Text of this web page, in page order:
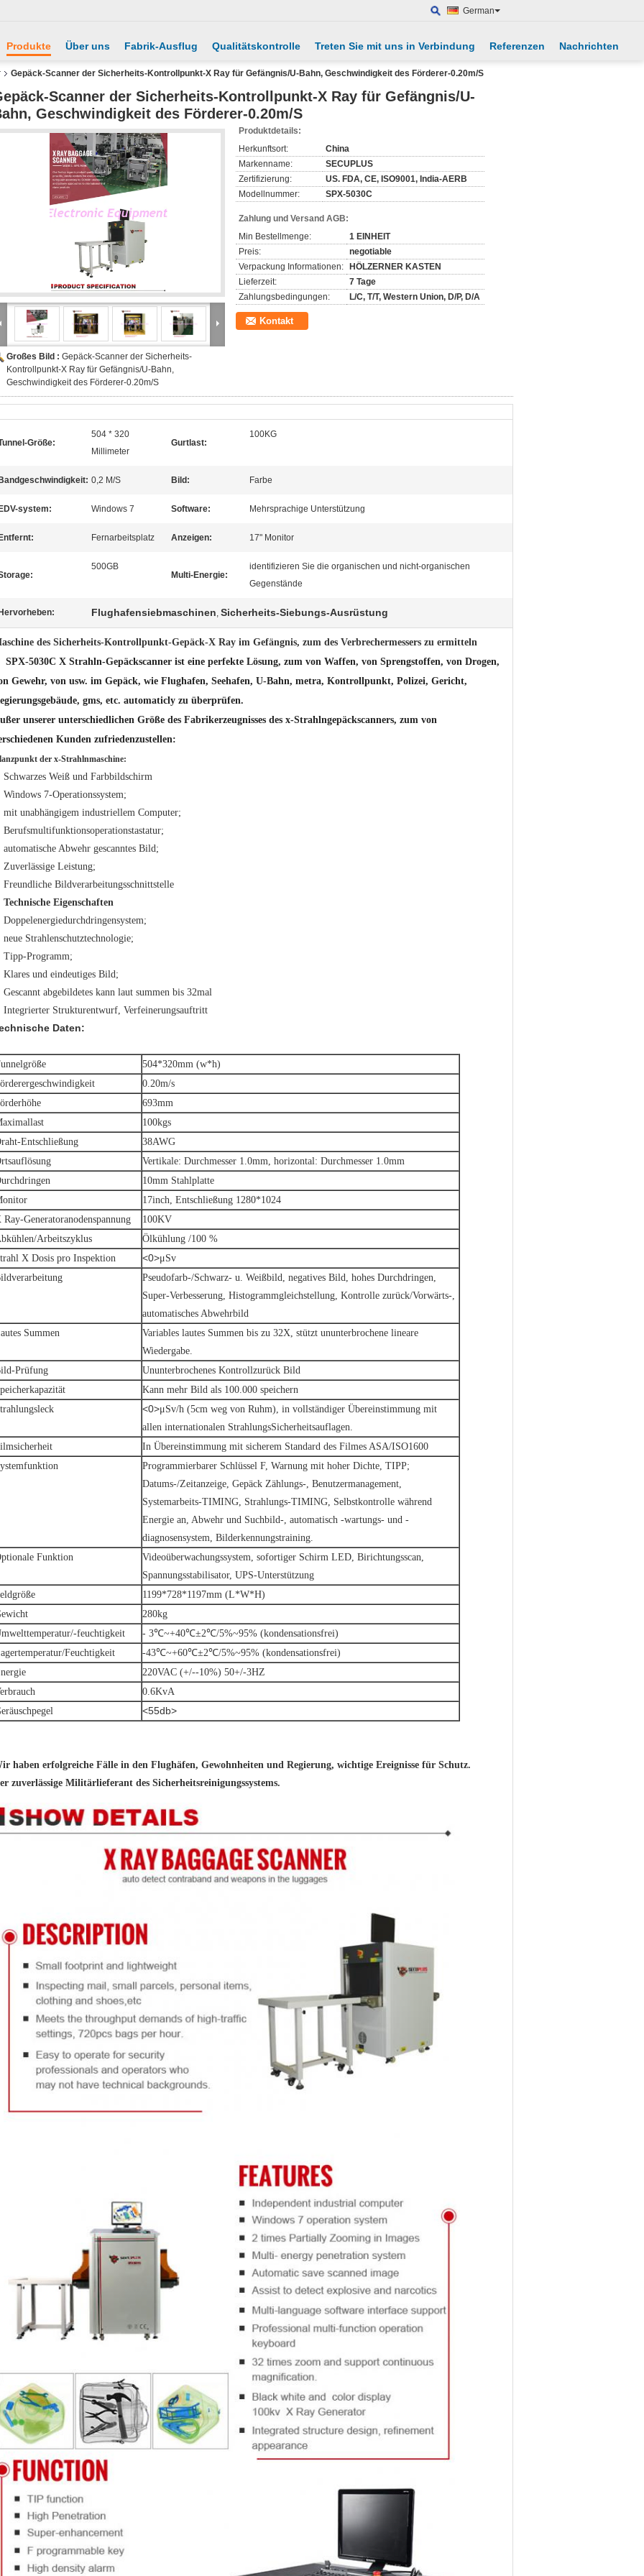
German
Produkte Über uns Fabrik-Ausflug Qualitätskontrolle Treten Sie mit uns in Verbindung Referenzen Nachrichten
Gepäck-Scanner der Sicherheits-Kontrollpunkt-X Ray für Gefängnis/U-Bahn, Geschwindigkeit des Förderer-0.20m/S
Scanner der Sicherheits-Kontrollpunkt-X Ray für Gefängnis/U-
Geschwindigkeit des Förderer-0.20m/S
Großes Bild : Gepäck-Scanner der Sicherheits-
Kontrollpunkt-X Ray für Gefängnis/U-Bahn,
Geschwindigkeit des Förderer-0.20m/S
Produktdetails:
Herkunftsort:
China
Markenname:
SECUPLUS
Zertifizierung:
US. FDA, CE, ISO9001, India-AERB
Modellnummer:
SPX-5030C
Zahlung und Versand AGB:
Min Bestellmenge:
1 EINHEIT
Preis:
negotiable
Verpackung Informationen:
HÖLZERNER KASTEN
Lieferzeit:
7 Tage
Zahlungsbedingungen:
L/C, T/T, Western Union, D/P, D/A
Kontakt
Größe:
504 * 320
Millimeter
Gurtlast:
100KG
Bandgeschwindigkeit: 0,2 M/S Bild: Farbe
EDV-system: Windows 7 Software: Mehrsprachige Unterstützung
Entfernt: Fernarbeitsplatz Anzeigen: 17" Monitor
500GB
Multi-Energie:
identifizieren Sie die organischen und nicht-organischen
Gegenstände
Hervorheben: Flughafensiebmaschinen, Sicherheits-Siebungs-Ausrüstung
des Sicherheits-Kontrollpunkt-Gepäck-X Ray im Gefängnis, zum des Verbrechermessers zu ermitteln
SPX-5030C X Strahln-Gepäckscanner ist eine perfekte Lösung, zum von Waffen, von Sprengstoffen, von Drogen,
Gewehr, von usw. im Gepäck, wie Flughafen, Seehafen, U-Bahn, metra, Kontrollpunkt, Polizei, Gericht,
gms, etc. automaticly zu überprüfen.
unserer unterschiedlichen Größe des Fabrikerzeugnisses des x-Strahlngepäckscanners, zum von
Kunden zufriedenzustellen:
der x-Strahlnmaschine:
Schwarzes Weiß und Farbbildschirm
Windows 7-Operationssystem;
mit unabhängigem industriellem Computer;
Berufsmultifunktionsoperationstastatur;
automatische Abwehr gescanntes Bild;
Zuverlässige Leistung;
Freundliche Bildverarbeitungsschnittstelle
Technische Eigenschaften
Doppelenergiedurchdringensystem;
neue Strahlenschutztechnologie;
Tipp-Programm;
Klares und eindeutiges Bild;
Gescannt abgebildetes kann laut summen bis 32mal
Integrierter Strukturentwurf, Verfeinerungsauftritt
Daten:
504*320mm (w*h)
0.20m/s
693mm
100kgs
Entschließung
38AWG
Vertikale: Durchmesser 1.0mm, horizontal: Durchmesser 1.0mm
10mm Stahlplatte
17inch, Entschließung 1280*1024
Ray-Generatoranodenspannung
100KV
Arbeitszyklus
Ölkühlung /100 %
X Dosis pro Inspektion
<0>μSv
Pseudofarb-/Schwarz- u. Weißbild, negatives Bild, hohes Durchdringen,
Super-Verbesserung, Histogrammgleichstellung, Kontrolle zurück/Vorwärts-,
automatisches Abwehrbild
Summen
Variables lautes Summen bis zu 32X, stützt ununterbrochene lineare
Wiedergabe.
Prüfung
Ununterbrochenes Kontrollzurück Bild
Kann mehr Bild als 100.000 speichern
<0>μSv/h (5cm weg von Ruhm), in vollständiger Übereinstimmung mit
allen internationalen StrahlungsSicherheitsauflagen.
In Übereinstimmung mit sicherem Standard des Filmes ASA/ISO1600
Programmierbarer Schlüssel F, Warnung mit hoher Dichte, TIPP;
Datums-/Zeitanzeige, Gepäck Zählungs-, Benutzermanagement,
Systemarbeits-TIMING, Strahlungs-TIMING, Selbstkontrolle während
Energie an, Abwehr und Suchbild-, automatisch -wartungs- und -
diagnosensystem, Bilderkennungstraining.
Funktion
Videoüberwachungssystem, sofortiger Schirm LED, Birichtungsscan,
Spannungsstabilisator, UPS-Unterstützung
1199*728*1197mm (L*W*H)
280kg
feuchtigkeit
- 3℃~+40℃±2℃/5%~95% (kondensationsfrei)
Feuchtigkeit
-43℃~+60℃±2℃/5%~95% (kondensationsfrei)
220VAC (+/--10%) 50+/-3HZ
0.6KvA
<55db>
haben erfolgreiche Fälle in den Flughäfen, Gewohnheiten und Regierung, wichtige Ereignisse für Schutz.
zuverlässige Militärlieferant des Sicherheitsreinigungssystems.